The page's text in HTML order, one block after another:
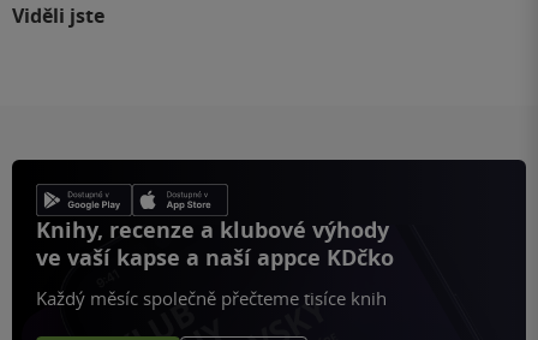
Viděli jste
Knihy, recenze a klubové výhody
ve vaší kapse a naší appce KDčko
Každý měsíc společně přečteme tisíce knih